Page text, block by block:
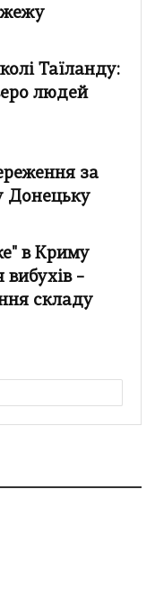
Таїланду:
людей
за
Донецьку
в Криму
–
складу